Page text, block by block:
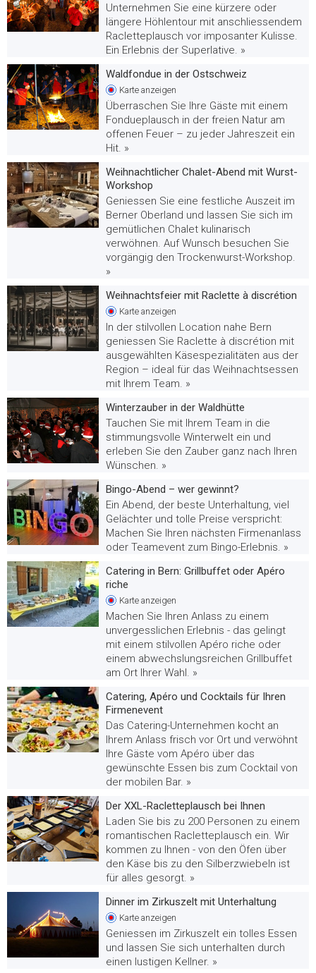
Unternehmen Sie eine kürzere oder
längere Höhlentour mit anschliessendem
Racletteplausch vor imposanter Kulisse.
Ein Erlebnis der Superlative. »
Waldfondue in der Ostschweiz
Karte anzeigen
Überraschen Sie Ihre Gäste mit einem
Fondueplausch in der freien Natur am
offenen Feuer – zu jeder Jahreszeit ein
Hit. »
Weihnachtlicher Chalet-Abend mit Wurst-
Workshop
Geniessen Sie eine festliche Auszeit im
Berner Oberland und lassen Sie sich im
gemütlichen Chalet kulinarisch
verwöhnen. Auf Wunsch besuchen Sie
vorgängig den Trockenwurst-Workshop.
»
Weihnachtsfeier mit Raclette à discrétion
Karte anzeigen
In der stilvollen Location nahe Bern
geniessen Sie Raclette à discrétion mit
ausgewählten Käsespezialitäten aus der
Region – ideal für das Weihnachtsessen
mit Ihrem Team. »
Winterzauber in der Waldhütte
Tauchen Sie mit Ihrem Team in die
stimmungsvolle Winterwelt ein und
erleben Sie den Zauber ganz nach Ihren
Wünschen. »
Bingo-Abend – wer gewinnt?
Ein Abend, der beste Unterhaltung, viel
Gelächter und tolle Preise verspricht:
Machen Sie Ihren nächsten Firmenanlass
oder Teamevent zum Bingo-Erlebnis. »
Catering in Bern: Grillbuffet oder Apéro
riche
Karte anzeigen
Machen Sie Ihren Anlass zu einem
unvergesslichen Erlebnis - das gelingt
mit einem stilvollen Apéro riche oder
einem abwechslungsreichen Grillbuffet
am Ort Ihrer Wahl. »
Catering, Apéro und Cocktails für Ihren
Firmenevent
Das Catering-Unternehmen kocht an
Ihrem Anlass frisch vor Ort und verwöhnt
Ihre Gäste vom Apéro über das
gewünschte Essen bis zum Cocktail von
der mobilen Bar. »
Der XXL-Racletteplausch bei Ihnen
Laden Sie bis zu 200 Personen zu einem
romantischen Racletteplausch ein. Wir
kommen zu Ihnen - von den Öfen über
den Käse bis zu den Silberzwiebeln ist
für alles gesorgt. »
Dinner im Zirkuszelt mit Unterhaltung
Karte anzeigen
Geniessen im Zirkuszelt ein tolles Essen
und lassen Sie sich unterhalten durch
einen lustigen Kellner. »